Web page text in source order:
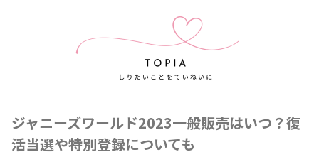
ジャニーズワールド2023一般販売はいつ？復
活当選や特別登録についても